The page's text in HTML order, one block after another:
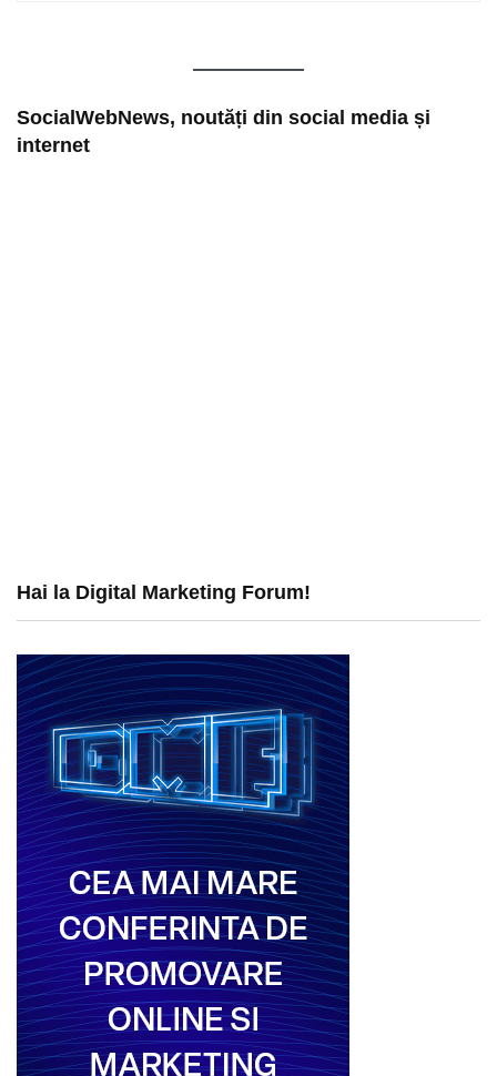
SocialWebNews, noutăți din social media și
internet
Hai la Digital Marketing Forum!